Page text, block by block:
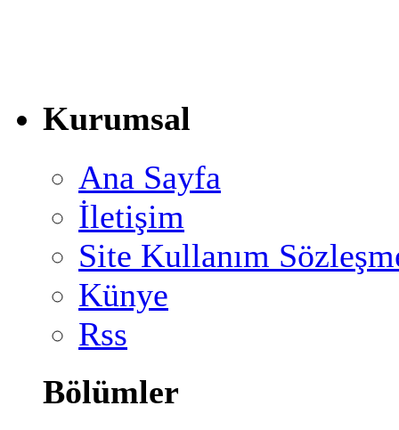
Kurumsal
Ana Sayfa
İletişim
Site Kullanım
Künye
Rss
Bölümler